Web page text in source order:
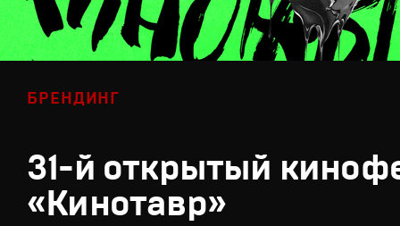
БРЕНДИНГ
31-й открытый
«Кинотавр»